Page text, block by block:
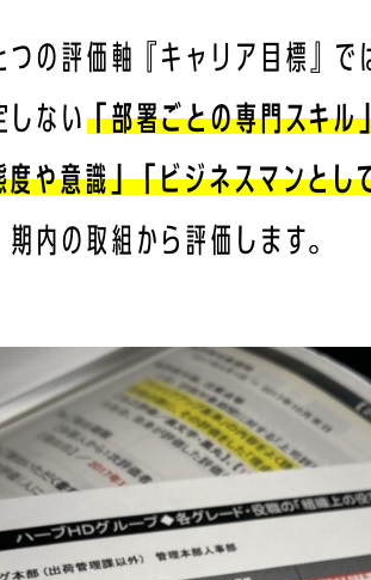
つの評価軸『キャリア目標』で
しない「部署ごとの専門スキル
度や意識」「ビジネスマンとし
期内の取組から評価します。